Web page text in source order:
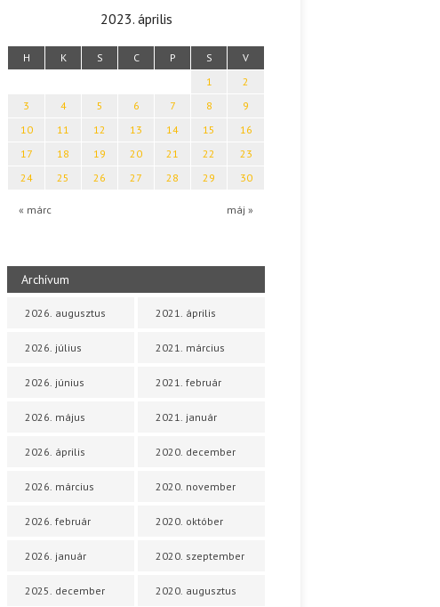
2023. április
H K S C P S V
« márc máj »
1
2
3
4 5 6 7 8
9
10
11 12 13 14 15
16
17
18 19 20 21 22
23
24
25 26 27 28 29 30
Archívum
2026. augusztus
2026. július
2026. június
2026. május
2026. április
2026. március
2026. február
2026. január
2025. december
2021. április
2021. március
2021. február
2021. január
2020. december
2020. november
2020. október
2020. szeptember
2020. augusztus